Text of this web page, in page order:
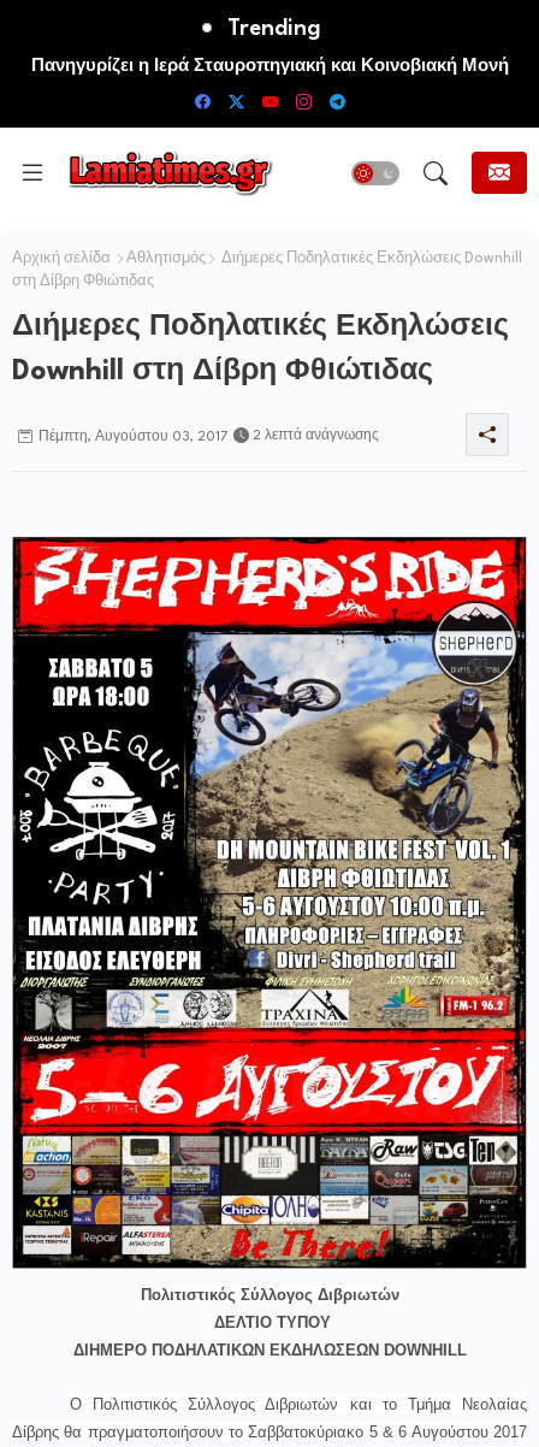
Trending
Πανηγυρίζει η Ιερά Σταυροπηγιακή και Κοινοβιακή Μονή
Μεταμορφώσεως του Σωτήρος Καμενων Βουρλων (Μονή
Αρχική σελίδα Αθλητισμός
Διήμερες Ποδηλατικές Εκδηλώσεις Downhill
στη Δίβρη Φθιώτιδας
Διήμερες Ποδηλατικές Εκδηλώσεις
Downhill στη Δίβρη Φθιώτιδας
Πέμπτη, Αυγούστου 03, 2017 2 λεπτά ανάγνωσης
Πολιτιστικός Σύλλογος Διβριωτών
ΔΕΛΤΙΟ ΤΥΠΟΥ
ΔΙΗΜΕΡΟ ΠΟΔΗΛΑΤΙΚΩΝ ΕΚΔΗΛΩΣΕΩΝ DOWNHILL
Ο Πολιτιστικός Σύλλογος Διβριωτών και το Τμήμα Νεολαίας
Δίβρης θα πραγματοποιήσουν το Σαββατοκύριακο 5 & 6 Αυγούστου 2017